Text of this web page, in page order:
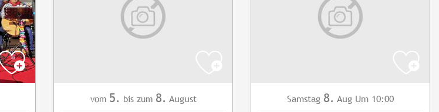
vom 5. bis zum 8. August Samstag 8. Aug Um 10:00